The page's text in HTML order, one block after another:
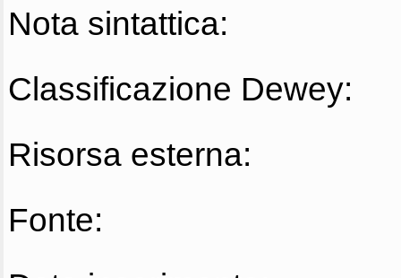
Nota sintattica:
Classificazione Dewey:
Risorsa esterna:
Fonte: